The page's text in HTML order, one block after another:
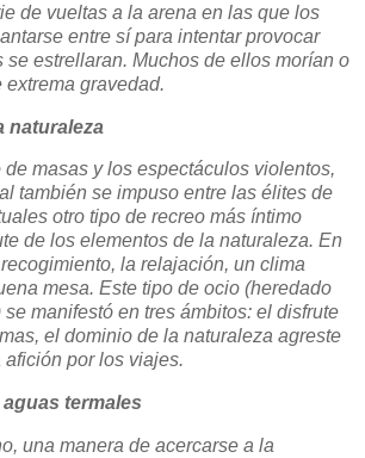
de vueltas a la arena en las que los
entre sí para intentar provocar
se estrellaran. Muchos de ellos morían o
gravedad.
naturaleza
masas y los espectáculos violentos,
también se impuso entre las élites de
otro tipo de recreo más íntimo
de los elementos de la naturaleza. En
la relajación, un clima
mesa. Este tipo de ocio (heredado
manifestó en tres ámbitos: el disfrute
el dominio de la naturaleza agreste
por los viajes.
termales
una manera de acercarse a la